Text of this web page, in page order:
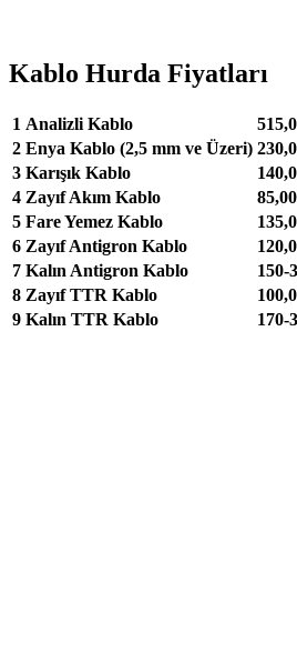
Kablo Hurda Fiyatları
1 Analizli Kablo
2 Enya Kablo (2,5 mm ve Üzeri)
3 Karışık Kablo
4 Zayıf Akım Kablo
5 Fare Yemez Kablo
6 Zayıf Antigron Kablo
7 Kalın Antigron Kablo
150-
8 Zayıf TTR Kablo
9 Kalın TTR Kablo 170-